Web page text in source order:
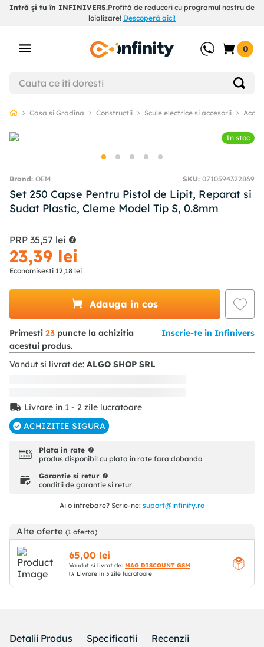
Intră și tu în INFINIVERS.Profită de reduceri cu programul nostru de
loializare! Descoperă aici!
0
Casa si Gradina Constructii Scule electrice si accesorii
In stoc
OEM SKU: 0710594322869
Set 250 Capse Pentru Pistol de Lipit, Reparat si
Sudat Plastic, Cleme Model Tip S, 0.8mm
PRP 35,57 lei
23,39 lei
Economisesti 12,18 lei
Adauga in cos
Primesti 23 puncte la achizitia
acestui produs.
Inscrie-te in Infinivers
Vandut si livrat de: ALGO SHOP SRL
Livrare in 1 - 2 zile lucratoare
ACHIZITIE SIGURA
Plata in rate
produs disponibil cu plata in rate fara dobanda
Garantie si retur
conditii de garantie si retur
Ai o intrebare? Scrie-ne: suport@infinity.ro
Alte oferte (1 oferta)
65,00 lei
Vandut si livrat de: MAG DISCOUNT GSM
Livrare in 3 zile lucratoare
Detalii Produs Specificatii Recenzii